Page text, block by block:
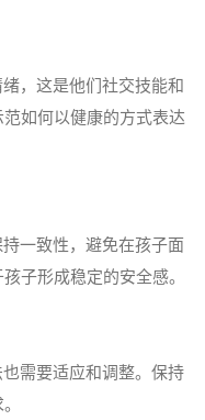
，这是他们社交技能和
如何以健康的方式表达
一致性，避免在孩子面
子形成稳定的安全感。
需要适应和调整。保持